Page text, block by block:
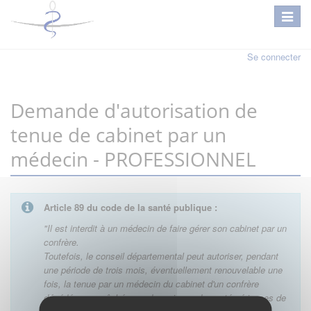
Se connecter
Demande d'autorisation de
tenue de cabinet par un
médecin - PROFESSIONNEL
Article 89 du code de la santé publique :
"Il est interdit à un médecin de faire gérer son cabinet par un
confrère.
Toutefois, le conseil départemental peut autoriser, pendant
une période de trois mois, éventuellement renouvelable une
fois, la tenue par un médecin du cabinet d'un confrère
décédéou empêché pour des raisons de santé sérieuses de